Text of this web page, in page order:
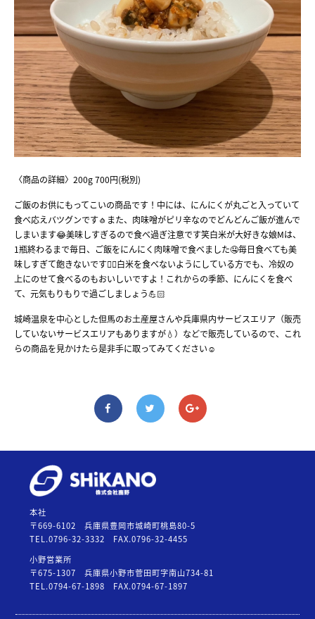
〈商品の詳細〉200g 700円(税別)
ご飯のお供にもってこいの商品です！中には、にんにくが丸ごと入っていて
食べ応えバツグンです🧄また、肉味噌がピリ辛なのでどんどんご飯が進んで
しまいます😂美味しすぎるので食べ過ぎ注意です笑白米が大好きな娘Mは、
1瓶終わるまで毎日、ご飯をにんにく肉味噌で食べました🤤毎日食べても美
味しすぎて飽きないです︎👍🏻白米を食べないようにしている方でも、冷奴の
上にのせて食べるのもおいしいですよ！これからの季節、にんにくを食べ
て、元気もりもりで過ごしましょう💪🏻
城崎温泉を中心とした但馬のお土産屋さんや兵庫県内サービスエリア（販売
していないサービスエリアもありますが💧）などで販売しているので、これ
らの商品を見かけたら是非手に取ってみてください☺️
本社
〒669-6102 兵庫県豊岡市城崎町桃島80-5
TEL.0796-32-3332 FAX.0796-32-4455
小野営業所
〒675-1307 兵庫県小野市菅田町字南山734-81
TEL.0794-67-1898 FAX.0794-67-1897